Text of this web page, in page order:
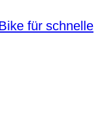
für schnelle